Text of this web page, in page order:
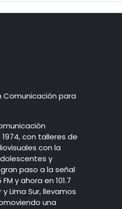
Comunicación para
con talleres de
con la
y
paso a la señal
y ahora en 101.7
y Lima Sur, llevamos
una